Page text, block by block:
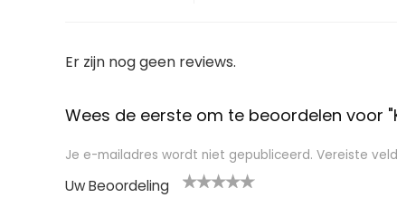
Er zijn nog geen reviews.
Wees de eerste om te beoordelen voor
Je e-mailadres wordt niet gepubliceerd. Vereiste
Uw Beoordeling